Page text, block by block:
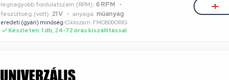
legnagyobb fordulatszám (RPM): 6 RPM
feszültség (volt): 21 V anyaga: műanyag
eredeti (gyári) minőség•Cikkszám: FMO800ORIG
Készleten: 1 db, 24-72 órás kiszállítással